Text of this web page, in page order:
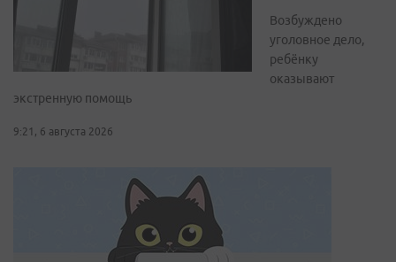
Возбуждено
уголовное дело,
ребёнку
оказывают
экстренную помощь
9:21, 6 августа 2026